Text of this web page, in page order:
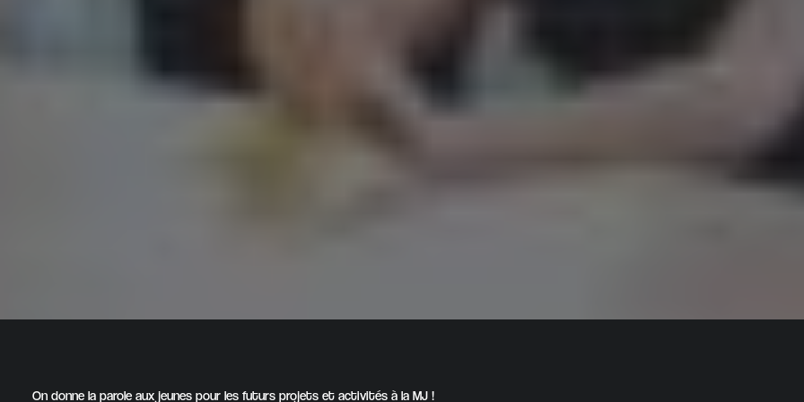
On donne la parole aux jeunes pour les futurs projets et activités à la MJ !